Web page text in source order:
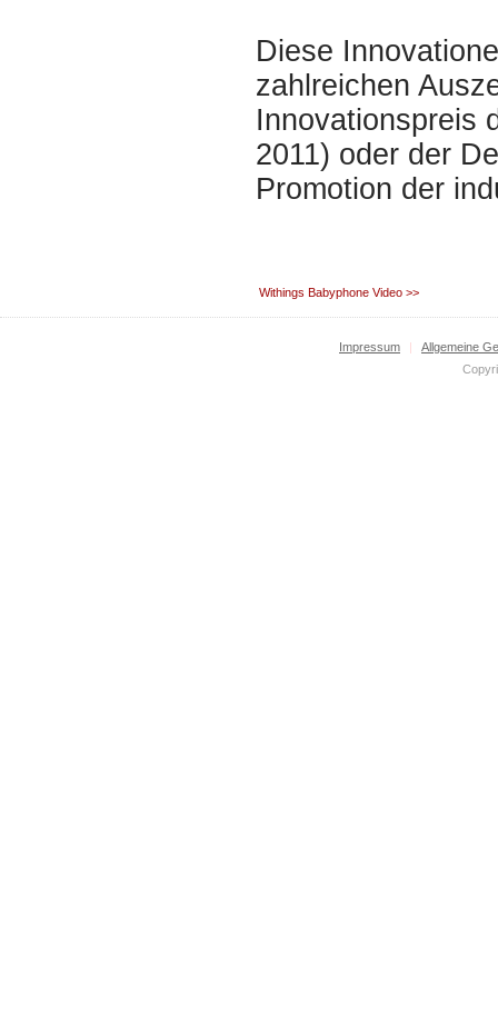
Diese
zahlreichen
Innovationspreis
2011) oder der
Promotion der
Withings Babyphone Video >>
Impressum |
Allgemeine